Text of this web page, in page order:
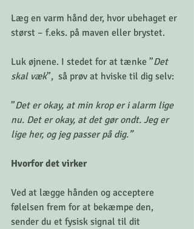
Læg en varm hånd der, hvor ubehaget er
størst – f.eks. på maven eller brystet.
Luk øjnene. I stedet for at tænke ”Det
skal væk”,  så prøv at hviske til dig selv:
”Det er okay, at min krop er i alarm lige
nu. Det er okay, at det gør ondt. Jeg er
lige her, og jeg passer på dig.”
Hvorfor det virker
Ved at lægge hånden og acceptere
følelsen frem for at bekæmpe den,
sender du et fysisk signal til dit